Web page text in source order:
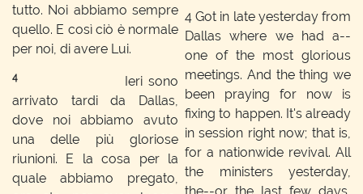
tutto. Noi abbiamo sempre
quello. E così ciò è normale
per noi, di avere Lui.
4
Ieri sono
arrivato tardi da Dallas,
dove noi abbiamo avuto
una delle più gloriose
riunioni. E la cosa per la
quale abbiamo pregato,
4 Got in late yesterday from
Dallas where we had a--
one of the most glorious
meetings. And the thing we
been praying for now is
fixing to happen. It's already
in session right now; that is,
for a nationwide revival. All
the ministers yesterday,